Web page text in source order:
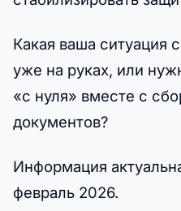
Какая ваша ситуация
уже на руках, или
«с нуля» вместе с
документов?
Информация
февраль 2026.